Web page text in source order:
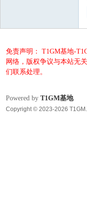
免责声明： T1GM基地-
网络，版权争议与本站无
们联系处理。
Powered by T1GM基地
Copyright © 2023-2026